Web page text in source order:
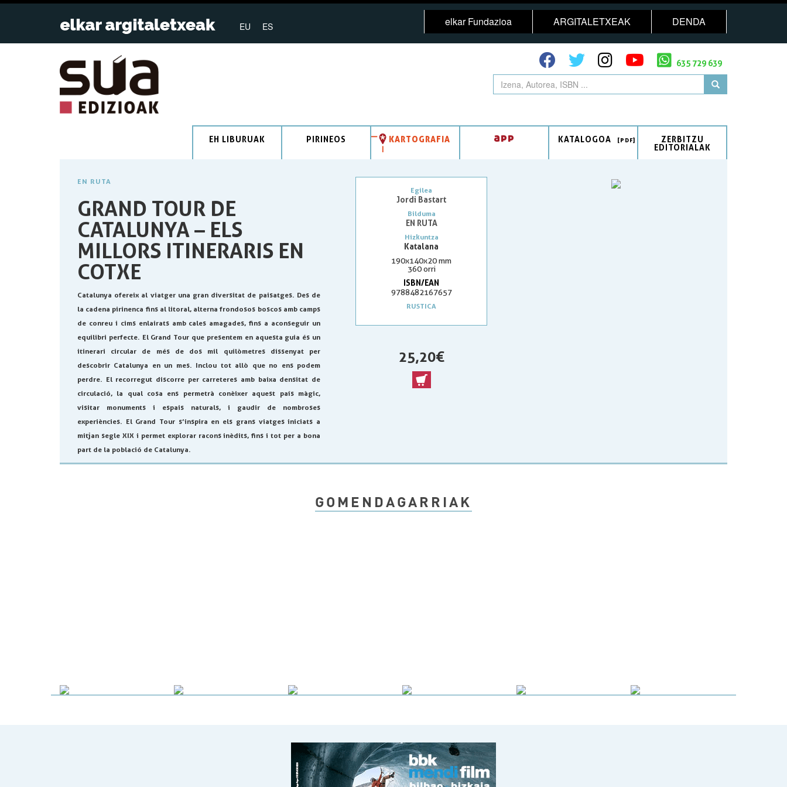
EU ES elkar Fundazioa ARGITALETXEAK DENDA
635 729 639
EH LIBURUAK PIRINEOS KARTOGRAFIA app KATALOGOA
ZERBITZU
EDITORIALAK
EN RUTA
GRAND TOUR DE
CATALUNYA – ELS
MILLORS ITINERARIS EN
COTXE
Catalunya ofereix al viatger una gran diversitat de paisatges. Des de
la cadena pirinenca fins al litoral, alterna frondosos boscos amb camps
de conreu i cims enlairats amb cales amagades, fins a aconseguir un
equilibri perfecte. El Grand Tour que presentem en aquesta guia és un
itinerari circular de més de dos mil quilòmetres dissenyat per
descobrir Catalunya en un mes. Inclou tot allò que no ens podem
perdre. El recorregut discorre per carreteres amb baixa densitat de
circulació, la qual cosa ens permetrà conèixer aquest país màgic,
visitar monuments i espais naturals, i gaudir de nombroses
experiències. El Grand Tour s’inspira en els grans viatges iniciats a
mitjan segle XIX i permet explorar racons inèdits, fins i tot per a bona
part de la població de Catalunya.
Egilea
Jordi Bastart
Bilduma
EN RUTA
Hizkuntza
Katalana
190x140x20 mm
360 orri
ISBN/EAN
9788482167657
RUSTICA
25,20 €
GOMENDAGARRIAK